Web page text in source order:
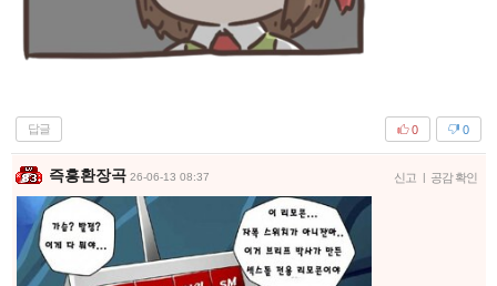
답글 0
0
즉흥환장곡 26-06-13 08:37 신고 공감 확인